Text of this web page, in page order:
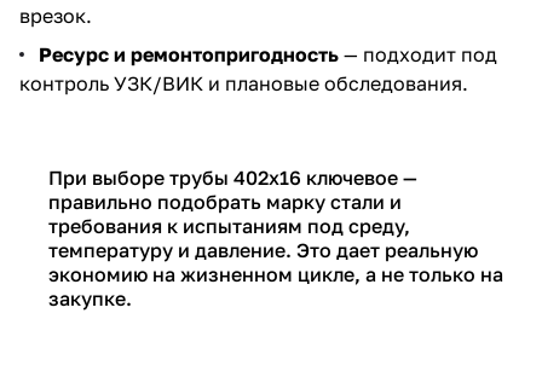
врезок.
Ресурс и ремонтопригодность — подходит под
контроль УЗК/ВИК и плановые обследования.
При выборе трубы 402х16 ключевое —
правильно подобрать марку стали и
требования к испытаниям под среду,
температуру и давление. Это дает реальную
экономию на жизненном цикле, а не только на
закупке.